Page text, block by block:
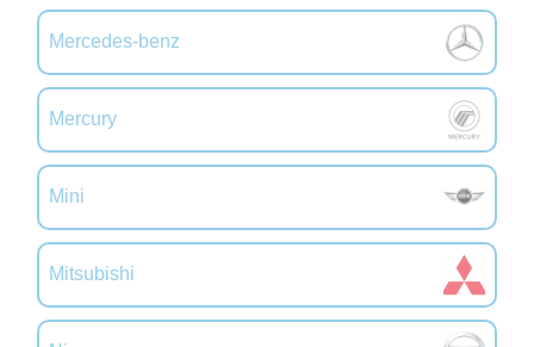
Mercedes-benz
Mercury
Mini
Mitsubishi